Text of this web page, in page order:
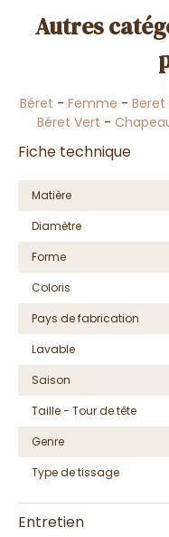
Autres
Béret - Femme -
Béret Vert -
Fiche technique
Matière
Diamètre
Forme
Coloris
Pays de fabrication
Lavable
Saison
Taille - Tour de tête
Genre
Type de tissage
Entretien